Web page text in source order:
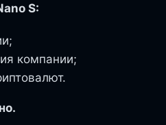
S:
компании;